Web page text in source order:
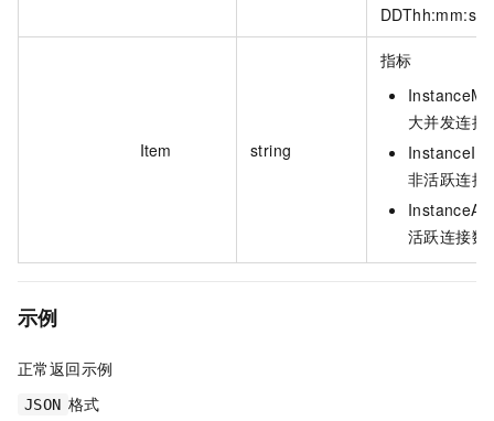
DDThh:mm:ssZ
Item string
指标
大并发连接
非活跃连接
活跃连接数
示例
正常返回示例
JSON 格式